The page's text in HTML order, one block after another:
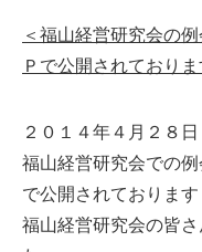
＜福山経営研究会の
Ｐで公開されておりま
２０１４年４月２８
福山経営研究会での
で公開されております
福山経営研究会の皆